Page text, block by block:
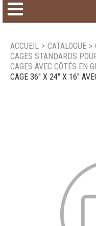
ACCUEIL > CATALOGUE >
CAGES STANDARDS
CAGES AVEC CÔTÉS EN
CAGE 36" X 24" X 16"